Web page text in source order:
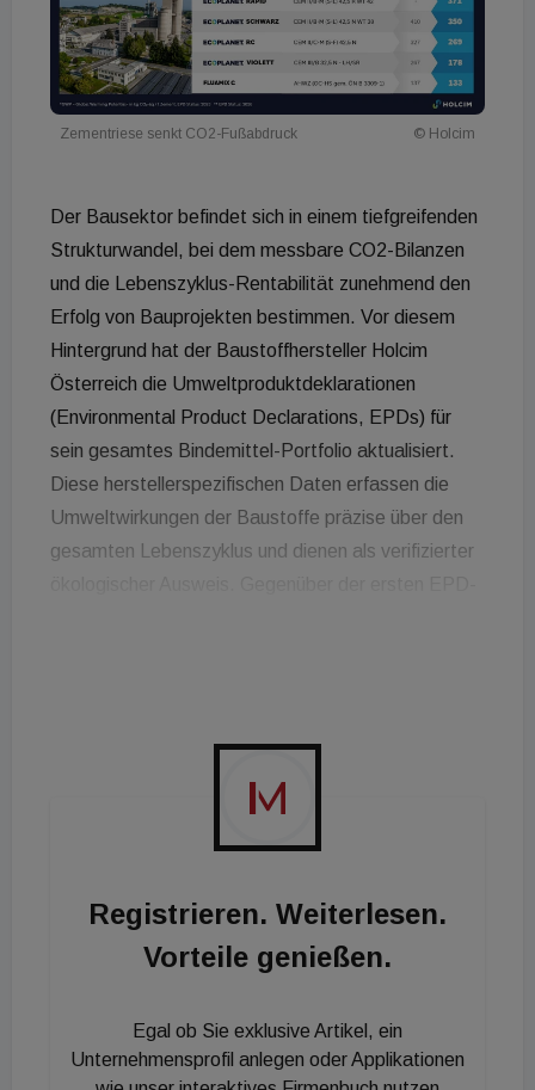
Zementriese senkt CO2-Fußabdruck © Holcim
Der Bausektor befindet sich in einem tiefgreifenden
Strukturwandel, bei dem messbare CO2-Bilanzen
und die Lebenszyklus-Rentabilität zunehmend den
Erfolg von Bauprojekten bestimmen. Vor diesem
Hintergrund hat der Baustoffhersteller Holcim
Österreich die Umweltproduktdeklarationen
(Environmental Product Declarations, EPDs) für
sein gesamtes Bindemittel-Portfolio aktualisiert.
Diese herstellerspezifischen Daten erfassen die
Umweltwirkungen der Baustoffe präzise über den
gesamten Lebenszyklus und dienen als verifizierter
dass sich der Fortschritt direkt auf Gebäudeebene
in den Ökobilanzen abbilden lässt.
Die Reduktion der Emissionswerte basiert im
Wesentlichen auf kontinuierlichen Investitionen in
Werksstandorten Mannersdorf und Retznei. Die
Betriebe fokussieren sich verstärkt auf die
Registrieren. Weiterlesen.
Vorteile genießen.
Egal ob Sie exklusive Artikel, ein
Unternehmensprofil anlegen oder Applikationen